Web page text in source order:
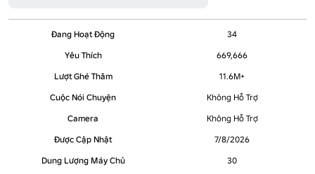
Đang Hoạt Động
34
Yêu Thích
669,666
Lượt Ghé Thăm
11.6M+
Cuộc Nói Chuyện
Không Hỗ Trợ
Camera
Không Hỗ Trợ
Được Cập Nhật
7/8/2026
Dung Lượng Máy Chủ
30